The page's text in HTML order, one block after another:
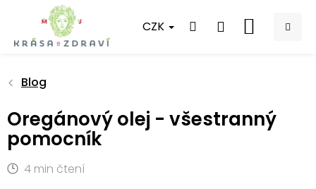
obsah
CZK
NÁKUPNÍ
Blog
Oregánový olej - všestranný
pomocník
4 min čtení